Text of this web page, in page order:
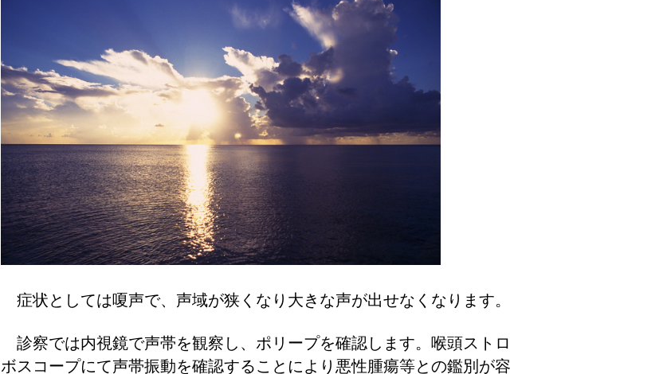
症状としては嗄声で、声域が狭くなり大きな声が出せなくなります。
診察では内視鏡で声帯を観察し、ポリープを確認します。喉頭ストロ
ボスコープにて声帯振動を確認することにより悪性腫瘍等との鑑別が容